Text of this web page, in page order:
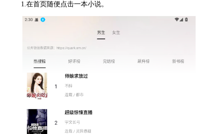
1.在首页随便点击一本小说。